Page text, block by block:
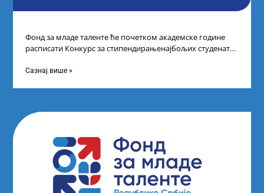
Фонд за младе таленте ће почетком академске године
расписати Конкурс за стипендирањенајбољих студената
Сазнај више »